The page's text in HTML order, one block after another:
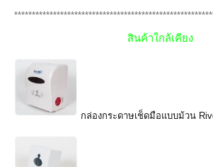
สินค้าใกล้เคียง
กล่องกระดาษเช็ดมือแบบม้วน